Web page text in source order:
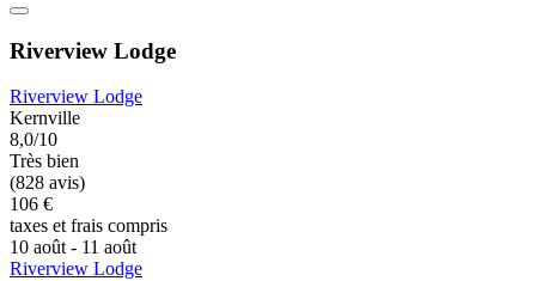
Riverview Lodge
Riverview Lodge
Kernville
8,0/10
Très bien
(828 avis)
106 €
taxes et frais compris
10 août - 11 août
Riverview Lodge